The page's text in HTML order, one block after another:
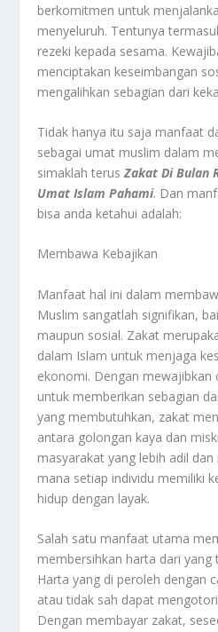
berkomitmen untuk
menyeluruh. Tentunya
rezeki kepada sesama.
menciptakan keseimbangan
mengalihkan sebagian dari
Tidak hanya itu saja manfaat
sebagai umat muslim dalam
simaklah terusZakat Di Bulan
Umat Islam Pahami. Dan
bisa anda ketahui adalah:
Membawa Kebajikan
Manfaat hal ini dalam
Muslim sangatlah signifikan,
maupun sosial. Zakat
dalam Islam untuk menjaga
ekonomi. Dengan mewajibkan
untuk memberikan sebagian
yang membutuhkan, zakat
antara golongan kaya dan
masyarakat yang lebih adil
mana setiap individu memiliki
hidup dengan layak.
Salah satu manfaat utama
membersihkan harta dari yang
Harta yang di peroleh dengan
atau tidak sah dapat
Dengan membayar zakat,